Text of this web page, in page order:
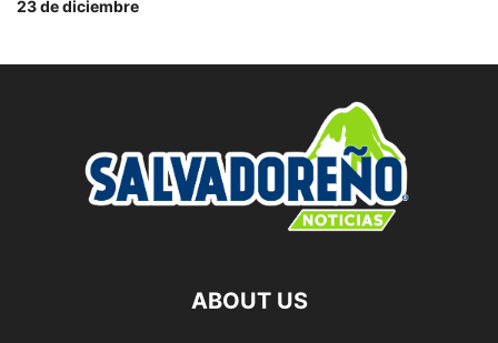
23 de diciembre
ABOUT US